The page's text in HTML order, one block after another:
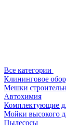
Все категории
Клининговое
Мешки
Автохимия
Комплектующие
Мойки высокого
Пылесосы